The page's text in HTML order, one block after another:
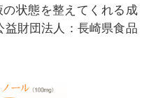
状態を整えてくれる成
財団法人：長崎県食品